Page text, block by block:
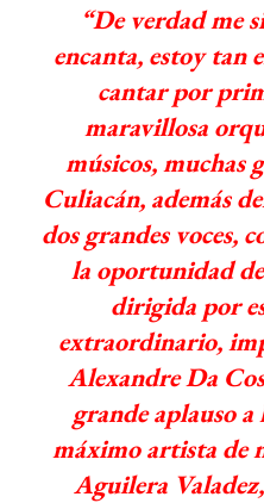
“De verdad me
encanta, estoy tan
cantar por
maravillosa
músicos, muchas
Culiacán, además
dos grandes voces,
la oportunidad
dirigida por
extraordinario,
Alexandre Da
grande aplauso
máximo artista de
Aguilera